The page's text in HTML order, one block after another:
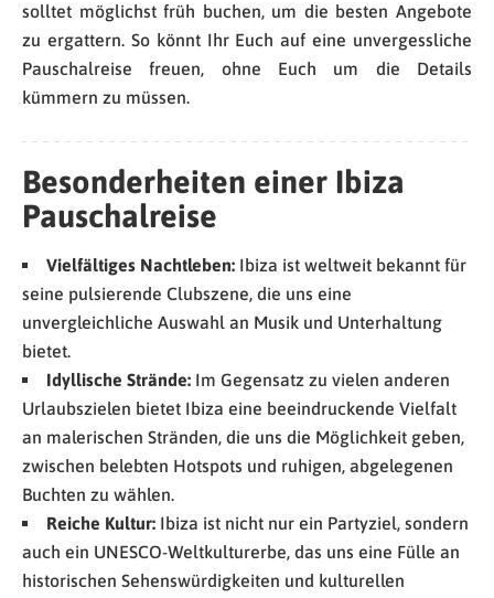
solltet möglichst früh buchen, um die besten Angebote
zu ergattern. So könnt Ihr Euch auf eine unvergessliche
Pauschalreise freuen, ohne Euch um die Details
kümmern zu müssen.
Besonderheiten einer Ibiza
Pauschalreise
Vielfältiges Nachtleben: Ibiza ist weltweit bekannt für
seine pulsierende Clubszene, die uns eine
unvergleichliche Auswahl an Musik und Unterhaltung
bietet.
Idyllische Strände: Im Gegensatz zu vielen anderen
Urlaubszielen bietet Ibiza eine beeindruckende Vielfalt
an malerischen Stränden, die uns die Möglichkeit geben,
zwischen belebten Hotspots und ruhigen, abgelegenen
Buchten zu wählen.
Reiche Kultur: Ibiza ist nicht nur ein Partyziel, sondern
auch ein UNESCO-Weltkulturerbe, das uns eine Fülle an
historischen Sehenswürdigkeiten und kulturellen